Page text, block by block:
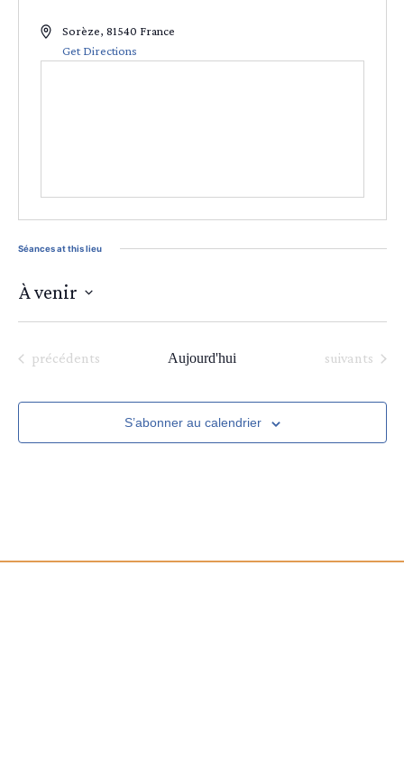
Sorèze, 81540 France
Get Directions
Séances at this lieu
À venir
une
Séances
précédents Aujourd'hui Séances
suivants
S’abonner au calendrier